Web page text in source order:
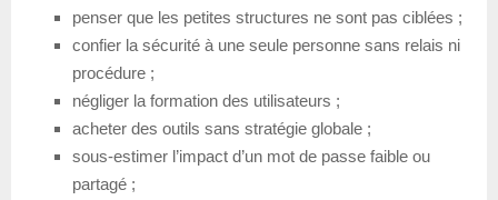
penser que les petites structures ne sont pas ciblées ;
confier la sécurité à une seule personne sans relais ni
procédure ;
négliger la formation des utilisateurs ;
acheter des outils sans stratégie globale ;
sous-estimer l’impact d’un mot de passe faible ou
partagé ;